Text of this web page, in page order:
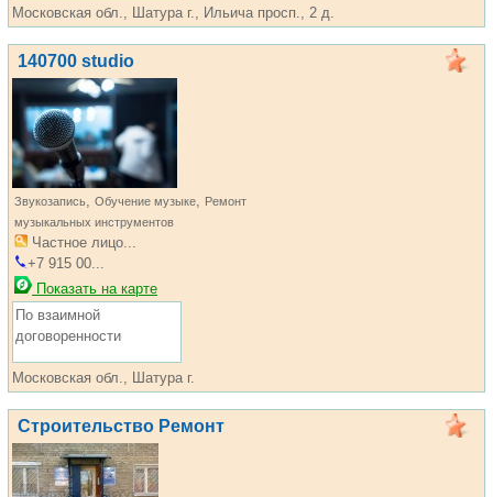
Московская обл., Шатура г., Ильича просп., 2 д.
140700 studio
Звукозапись, Обучение музыке, Ремонт
музыкальных инструментов
Частное лицо...
+7 915 00...
Показать на карте
По взаимной
договоренности
Московская обл., Шатура г.
Строительство Ремонт